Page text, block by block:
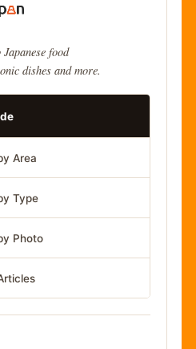
food
dishes and more.
Area
Type
Photo